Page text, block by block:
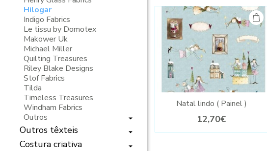
Hilogar
Indigo Fabrics
Le tissu by Domotex
Makower Uk
Michael Miller
Quilting Treasures
Riley Blake Designs
Stof Fabrics
Tilda
Timeless Treasures
Windham Fabrics
Outros
Outros têxteis
Costura criativa
Natal lindo ( Painel )
12,70€